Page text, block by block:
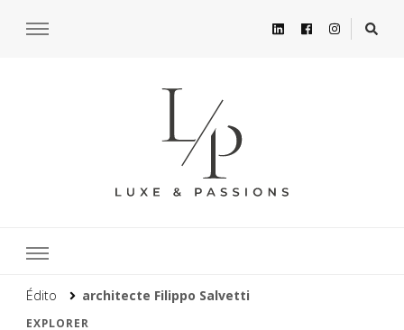
Édito architecte Filippo Salvetti
EXPLORER